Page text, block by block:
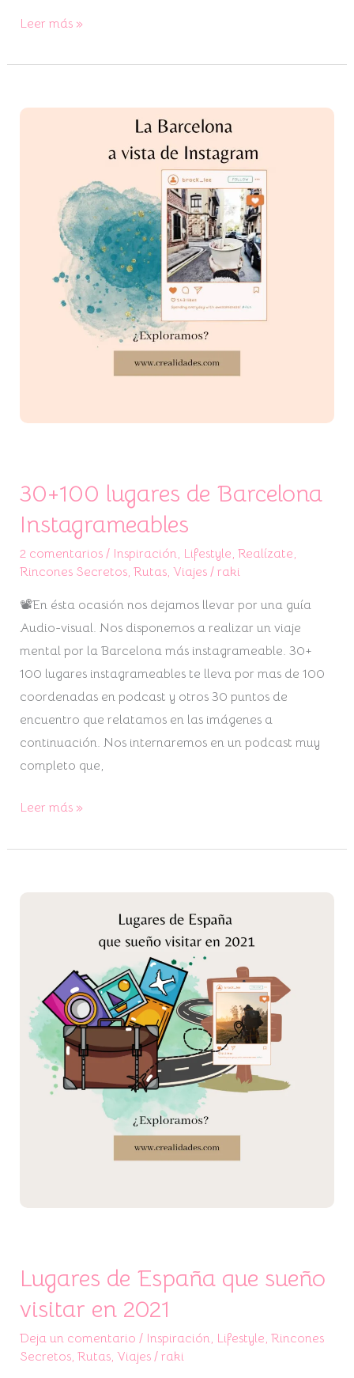
Leer más »
30+100 lugares de Barcelona
Instagrameables
2 comentarios / Inspiración, Lifestyle, Realízate,
Rincones Secretos, Rutas, Viajes/ raki
📽En ésta ocasión nos dejamos llevar por una guía
Audio-visual. Nos disponemos a realizar un viaje
mental por la Barcelona más instagrameable. 30+
100 lugares instagrameables te lleva por mas de 100
coordenadas en podcast y otros 30 puntos de
encuentro que relatamos en las imágenes a
continuación. Nos internaremos en un podcast muy
completo que,
lugares
Instagrameables
Leer más »
Lugares de España que sueño
visitar en 2021
Deja un comentario / Inspiración, Lifestyle, Rincones
Secretos, Rutas, Viajes/ raki
visitar
en
2021